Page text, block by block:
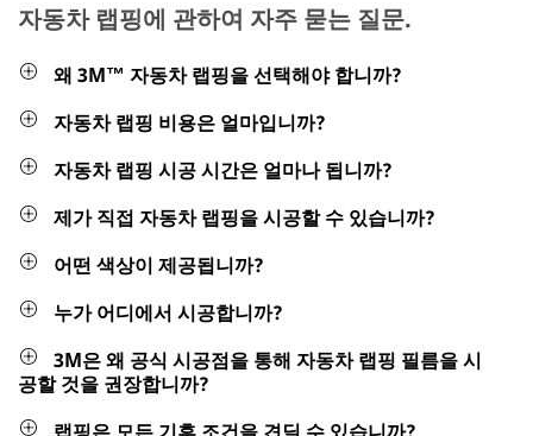
자동차 랩핑에 관하여 자주 묻는 질문.
왜 3M™ 자동차 랩핑을 선택해야 합니까?
자동차 랩핑 비용은 얼마입니까?
자동차 랩핑 시공 시간은 얼마나 됩니까?
제가 직접 자동차 랩핑을 시공할 수 있습니까?
어떤 색상이 제공됩니까?
누가 어디에서 시공합니까?
3M은 왜 공식 시공점을 통해 자동차 랩핑 필름을 시
공할 것을 권장합니까?